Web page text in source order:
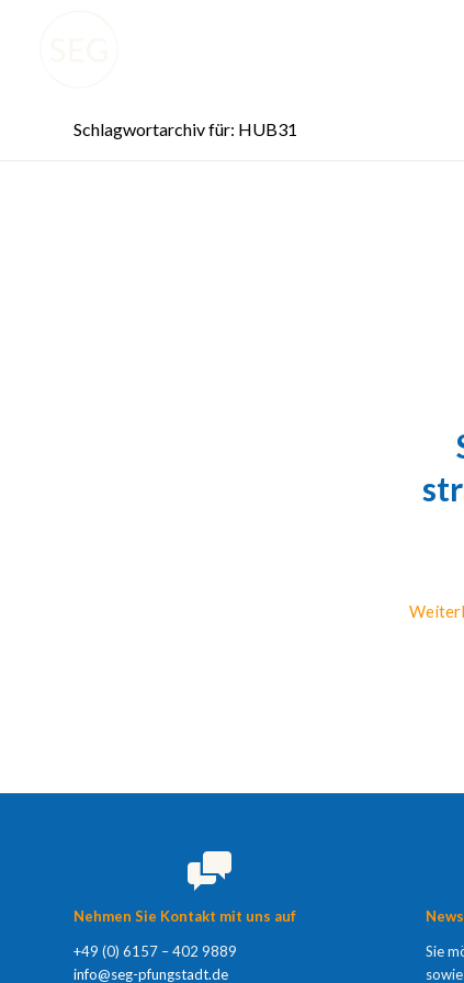
Schlagwortarchiv für: HUB31
Nehmen Sie Kontakt mit uns auf
+49 (0) 6157 – 402 9889
info@seg-pfungstadt.de
Sie